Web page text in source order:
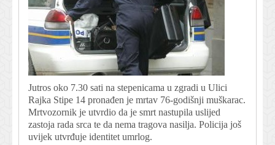
Jutros oko 7.30 sati na stepenicama u zgradi u Ulici
Rajka Stipe 14 pronađen je mrtav 76-godišnji muškarac.
Mrtvozornik je utvrdio da je smrt nastupila uslijed
zastoja rada srca te da nema tragova nasilja. Policija još
uvijek utvrđuje identitet umrlog.